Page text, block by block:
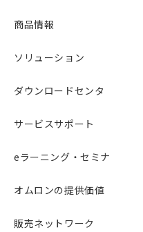
商品情報
ソリューション
ダウンロードセンタ
サービスサポート
eラーニング・セミナ
オムロンの提供価値
販売ネットワーク